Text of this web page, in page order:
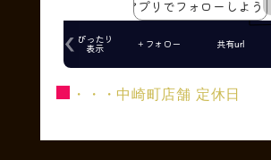
■ ・・・中崎町店舗 定休日